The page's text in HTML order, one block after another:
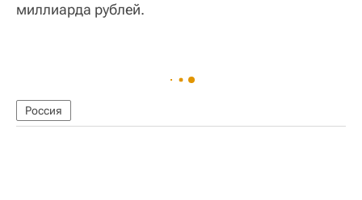
миллиарда рублей.
Россия